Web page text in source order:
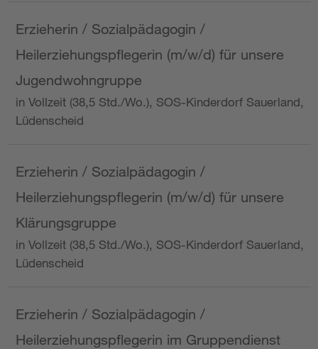
Erzieherin / Sozialpädagogin /
Heilerziehungspflegerin (m/w/d) für unsere
Jugendwohngruppe
in Vollzeit (38,5 Std./Wo.), SOS-Kinderdorf Sauerland,
Lüdenscheid
Erzieherin / Sozialpädagogin /
Heilerziehungspflegerin (m/w/d) für unsere
Klärungsgruppe
in Vollzeit (38,5 Std./Wo.), SOS-Kinderdorf Sauerland,
Lüdenscheid
Erzieherin / Sozialpädagogin /
Heilerziehungspflegerin im Gruppendienst